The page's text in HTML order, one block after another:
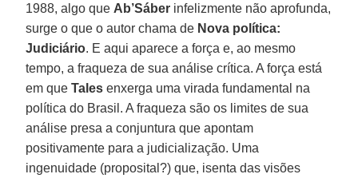
1988, algo que Ab’Sáber infelizmente não aprofunda,
surge o que o autor chama de Nova política:
Judiciário. E aqui aparece a força e, ao mesmo
tempo, a fraqueza de sua análise crítica. A força está
em queTales enxerga uma virada fundamental na
política do Brasil. A fraqueza são os limites de sua
análise presa a conjuntura que apontam
positivamente para a judicialização. Uma
ingenuidade (proposital?) que, isenta das visões